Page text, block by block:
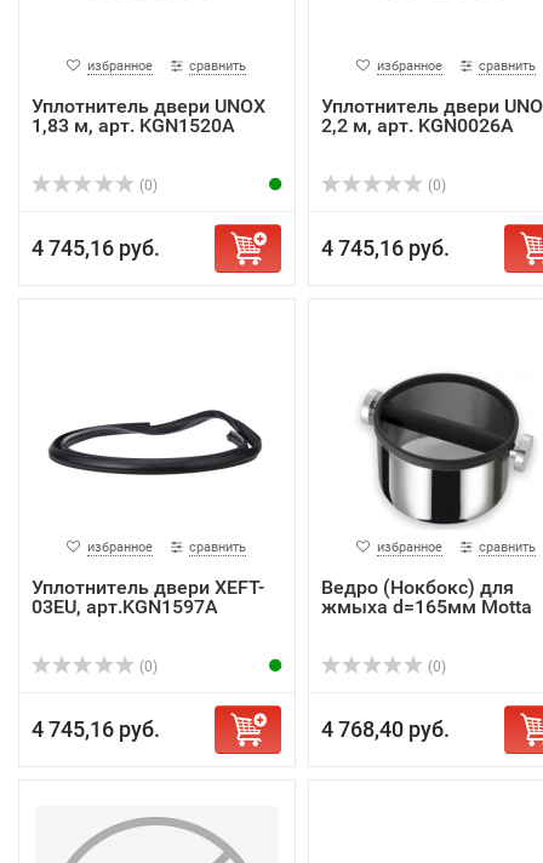
избранное сравнить
Уплотнитель двери UNOX
1,83 м, арт. KGN1520A
(0)
4 745,16 руб.
избранное сравнить
Уплотнитель двери
2,2 м, арт. KGN0026A
(0)
4 745,16 руб.
избранное сравнить
Уплотнитель двери XEFT-
03EU, арт.KGN1597A
(0)
4 745,16 руб.
избранное сравнить
Ведро (Нокбокс) для
жмыха d=165мм Motta
(0)
4 768,40 руб.